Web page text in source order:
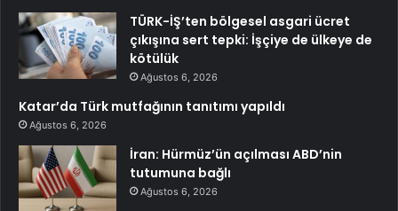
TÜRK-İŞ’ten bölgesel asgari ücret
çıkışına sert tepki: İşçiye de ülkeye de
kötülük
Ağustos 6, 2026
Katar’da Türk mutfağının tanıtımı yapıldı
Ağustos 6, 2026
İran: Hürmüz’ün açılması ABD’nin
tutumuna bağlı
Ağustos 6, 2026